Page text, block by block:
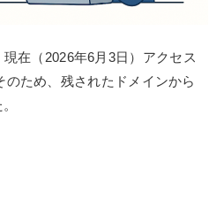
在（2026年6月3日）アクセス
ため、残されたドメインから